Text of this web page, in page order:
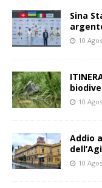
Sina
10
10
Addio
dell’Agi
10